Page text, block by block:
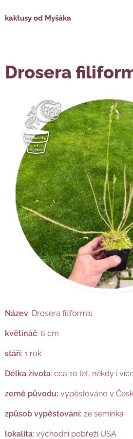
kaktusy od Myšáka
Drosera
Název: Drosera filiformis
květináč: 6 cm
stáří: 1 rok
Délka života: cca 10 let, někdy i
země původu: vypěstováno v
způsob vypěstování: ze semínka
lokalita: východní pobřeží USA